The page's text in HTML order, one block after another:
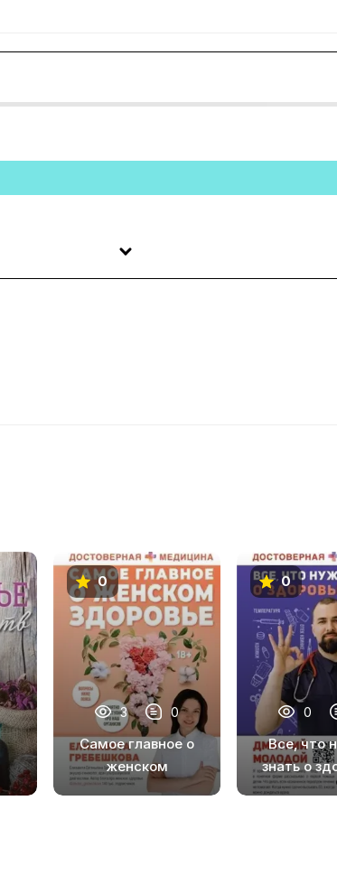
0
3 0
Самое главное о
женском
здоровье. Вопросы
0
0
Все, что
знать о